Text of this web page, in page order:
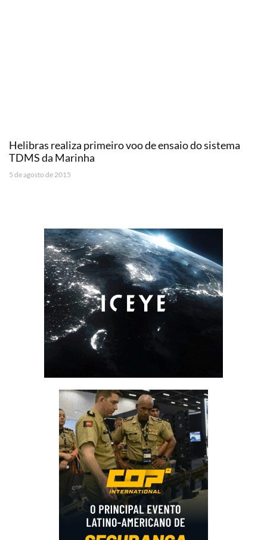
Helibras realiza primeiro voo de ensaio do sistema
TDMS da Marinha
5 de agosto de 2015